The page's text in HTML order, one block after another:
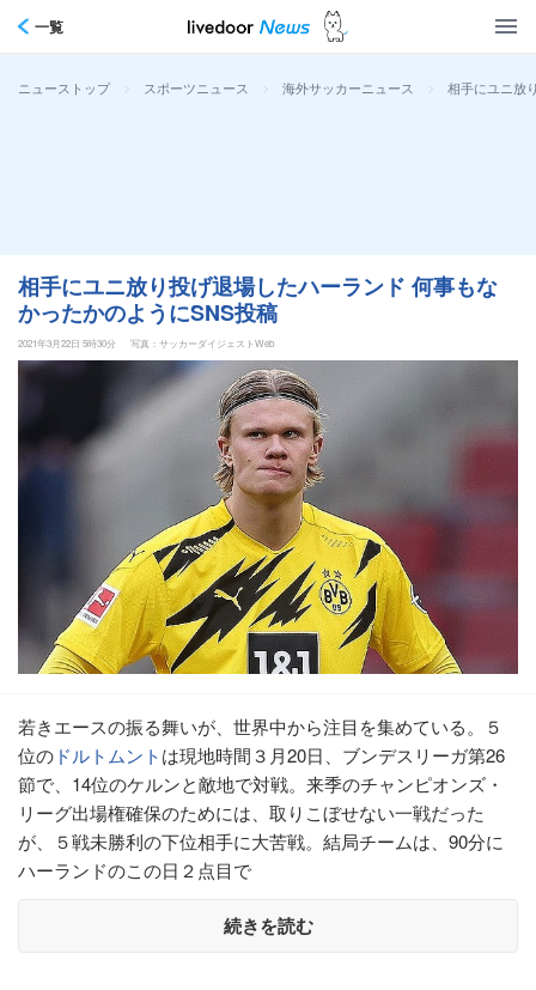
一覧
ニューストップ > スポーツニュース > 海外サッカーニュース > 相手にユニ放
相手にユニ放り投げ退場したハーランド 何事もな
かったかのようにSNS投稿
2021年3月22日 5時30分 写真：サッカーダイジェストWeb
若きエースの振る舞いが、世界中から注目を集めている。５
位の ドルトムントは現地時間３月20日、ブンデスリーガ第26
節で、14位のケルンと敵地で対戦。来季のチャンピオンズ・
リーグ出場権確保のためには、取りこぼせない一戦だった
が、５戦未勝利の下位相手に大苦戦。結局チームは、90分に
ハーランドのこの日２点目で
続きを読む